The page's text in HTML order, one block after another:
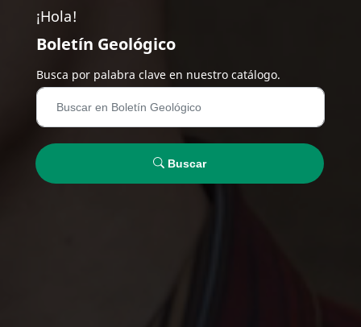
¡Hola!
Boletín Geológico
Busca por palabra clave en nuestro catálogo.
Buscar